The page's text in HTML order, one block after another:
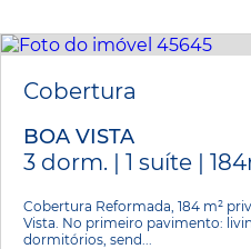
Cobertura
BOA VISTA
3 dorm. | 1 suíte |
Cobertura Reformada, 184 m²
Vista. No primeiro pavimento:
dormitórios, send...